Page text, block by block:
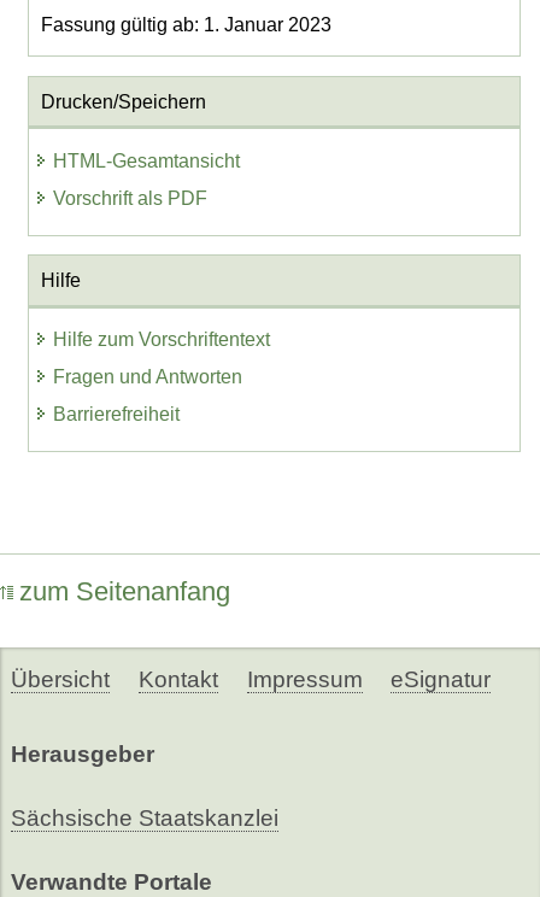
Fassung gültig ab: 1. Januar 2023
Drucken/Speichern
HTML-Gesamtansicht
Vorschrift als PDF
Hilfe
Hilfe zum Vorschriftentext
Fragen und Antworten
Barrierefreiheit
zum Seitenanfang
Übersicht Kontakt Impressum eSignatur
Herausgeber
Sächsische Staatskanzlei
Verwandte Portale